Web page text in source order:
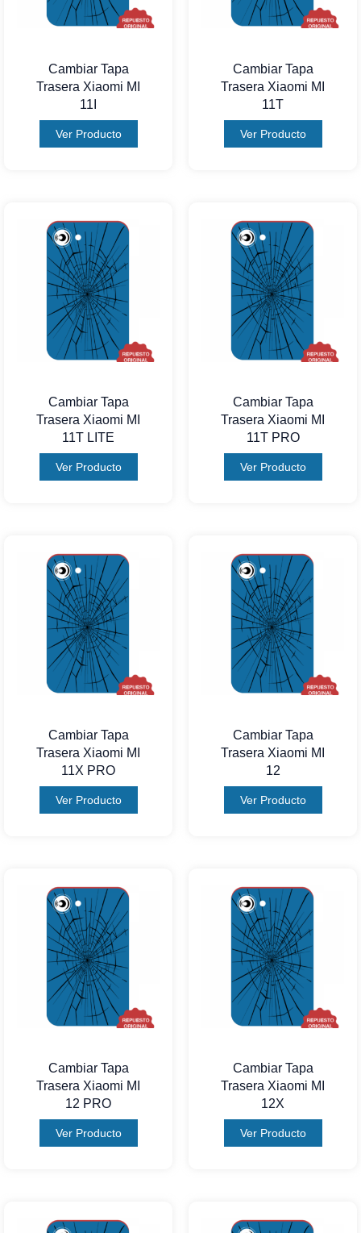
Cambiar Tapa
Trasera Xiaomi MI
11I
Ver Producto
Cambiar Tapa
Trasera Xiaomi MI
11T
Ver Producto
Cambiar Tapa
Trasera Xiaomi MI
11T LITE
Ver Producto
Cambiar Tapa
Trasera Xiaomi MI
11T PRO
Ver Producto
Cambiar Tapa
Trasera Xiaomi MI
11X PRO
Ver Producto
Cambiar Tapa
Trasera Xiaomi MI
12
Ver Producto
Cambiar Tapa
Trasera Xiaomi MI
12 PRO
Ver Producto
Cambiar Tapa
Trasera Xiaomi MI
12X
Ver Producto